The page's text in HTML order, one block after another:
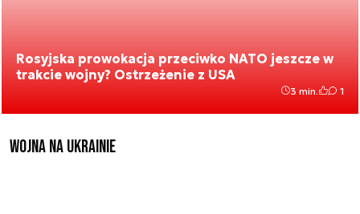
Rosyjska prowokacja przeciwko NATO jeszcze w
trakcie wojny? Ostrzeżenie z USA
3 min. 1
Wojna na Ukrainie